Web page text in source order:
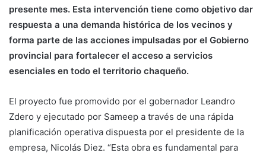
presente mes. Esta intervención tiene como objetivo dar
respuesta a una demanda histórica de los vecinos y
forma parte de las acciones impulsadas por el Gobierno
provincial para fortalecer el acceso a servicios
esenciales en todo el territorio chaqueño.
El proyecto fue promovido por el gobernador Leandro
Zdero y ejecutado por Sameep a través de una rápida
planificación operativa dispuesta por el presidente de la
empresa, Nicolás Diez. “Esta obra es fundamental para